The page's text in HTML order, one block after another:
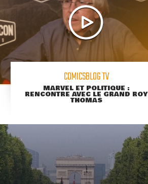
COMICSBLOG TV
MARVEL ET POLITIQUE :
RENCONTRE AVEC LE GRAND ROY
THOMAS